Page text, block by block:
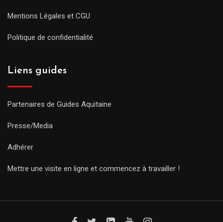
Mentions Légales et CGU
Politique de confidentialité
Liens guides
Partenaires de Guides Aquitaine
Presse/Media
Adhérer
Mettre une visite en ligne et commencez à travailler !